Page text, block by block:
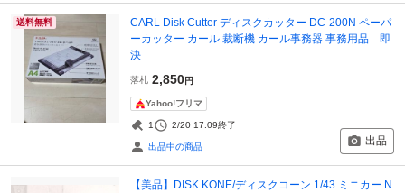
送料無料
CARL Disk Cutter ディスクカッター DC-200N ペーパ
ーカッター カール 裁断機 カール事務器 事務用品 即
決
落札 2,850円
Yahoo!フリマ
1 2/20 17:09終了
出品中の商品 出品
【美品】DISK KONE/ディスクコーン 1/43 ミニカー N